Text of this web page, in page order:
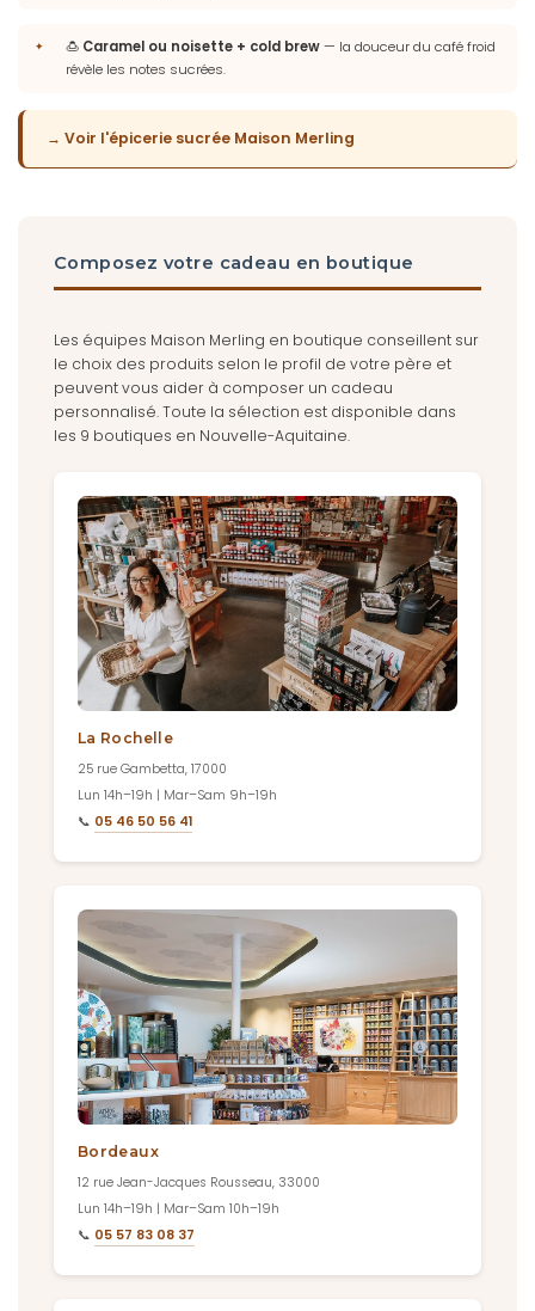
🍮 Caramel ou noisette + cold brew— la douceur du café froid
révèle les notes sucrées.
→ Voir l'épicerie sucrée Maison Merling
Composez votre cadeau en boutique
Les équipes Maison Merling en boutique conseillent sur
le choix des produits selon le profil de votre père et
peuvent vous aider à composer un cadeau
personnalisé. Toute la sélection est disponible dans
les 9 boutiques en Nouvelle-Aquitaine.
La Rochelle
25 rue Gambetta, 17000
Lun 14h–19h | Mar–Sam 9h–19h
📞 05 46 50 56 41
Bordeaux
12 rue Jean-Jacques Rousseau, 33000
Lun 14h–19h | Mar–Sam 10h–19h
📞 05 57 83 08 37